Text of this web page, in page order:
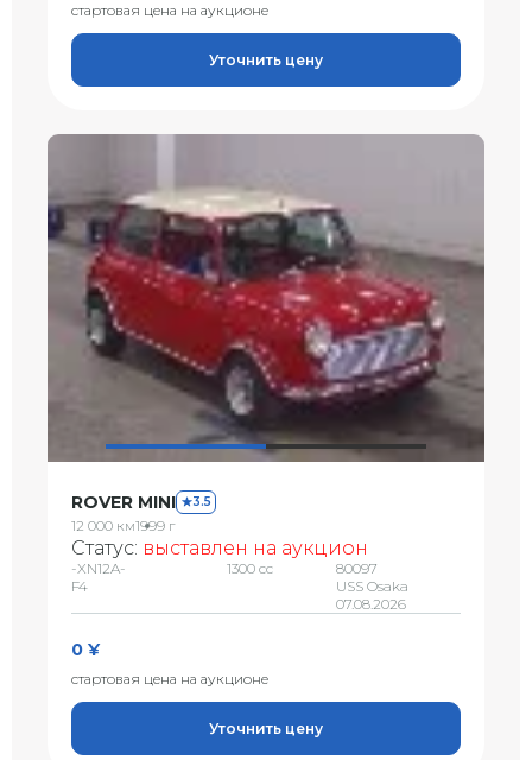
стартовая цена на аукционе
Уточнить цену
ROVER MINI 3.5
12 000 км1999 г
Статус: выставлен на аукцион
-XN12A-
F4
1300 сс
80097
USS Osaka
07.08.2026
0 ¥
стартовая цена на аукционе
Уточнить цену